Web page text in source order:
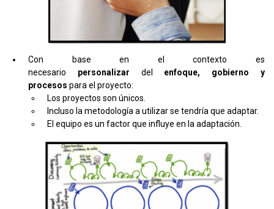
Con base en el contexto es
necesario personalizar del enfoque,
gobierno y
procesos para el proyecto:
Los proyectos son únicos.
Incluso la metodología a utilizar se tendría que adaptar.
El equipo es un factor que influye en la adaptación.